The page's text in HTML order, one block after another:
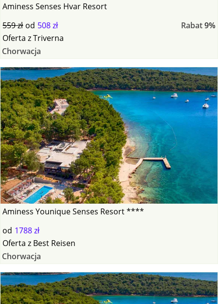
Aminess Senses Hvar Resort
559 zł od 508 zł Rabat9%
Oferta zTriverna
Chorwacja
Aminess Younique Senses Resort ****
od 1788 zł
Oferta z Best Reisen
Chorwacja